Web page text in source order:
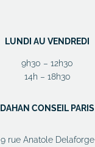
LUNDI AU VENDREDI
9h30 – 12h30
14h – 18h30
DAHAN CONSEIL PARIS
9 rue Anatole Delaforge